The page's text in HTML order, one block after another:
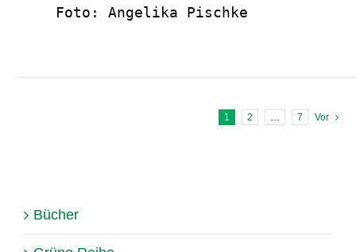
   Foto: Angelika Pischke
1 2 7 Vor
Bücher